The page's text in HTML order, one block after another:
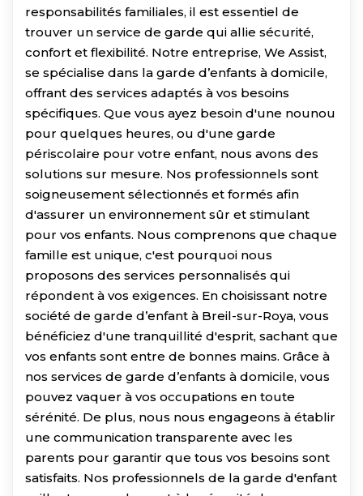
responsabilités familiales, il est essentiel de
trouver un service de garde qui allie sécurité,
confort et flexibilité. Notre entreprise, We Assist,
se spécialise dans la garde d’enfants à domicile,
offrant des services adaptés à vos besoins
spécifiques. Que vous ayez besoin d'une nounou
pour quelques heures, ou d'une garde
périscolaire pour votre enfant, nous avons des
solutions sur mesure. Nos professionnels sont
soigneusement sélectionnés et formés afin
d'assurer un environnement sûr et stimulant
pour vos enfants. Nous comprenons que chaque
famille est unique, c'est pourquoi nous
proposons des services personnalisés qui
répondent à vos exigences. En choisissant notre
société de garde d’enfant à Breil-sur-Roya, vous
bénéficiez d'une tranquillité d'esprit, sachant que
vos enfants sont entre de bonnes mains. Grâce à
nos services de garde d’enfants à domicile, vous
pouvez vaquer à vos occupations en toute
sérénité. De plus, nous nous engageons à établir
une communication transparente avec les
parents pour garantir que tous vos besoins sont
satisfaits. Nos professionnels de la garde d'enfant